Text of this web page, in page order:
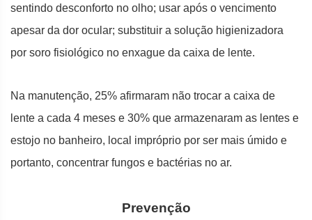
sentindo desconforto no olho; usar após o vencimento
apesar da dor ocular; substituir a solução higienizadora
por soro fisiológico no enxague da caixa de lente.
Na manutenção, 25% afirmaram não trocar a caixa de
lente a cada 4 meses e 30% que armazenaram as lentes e
estojo no banheiro, local impróprio por ser mais úmido e
portanto, concentrar fungos e bactérias no ar.
Prevenção